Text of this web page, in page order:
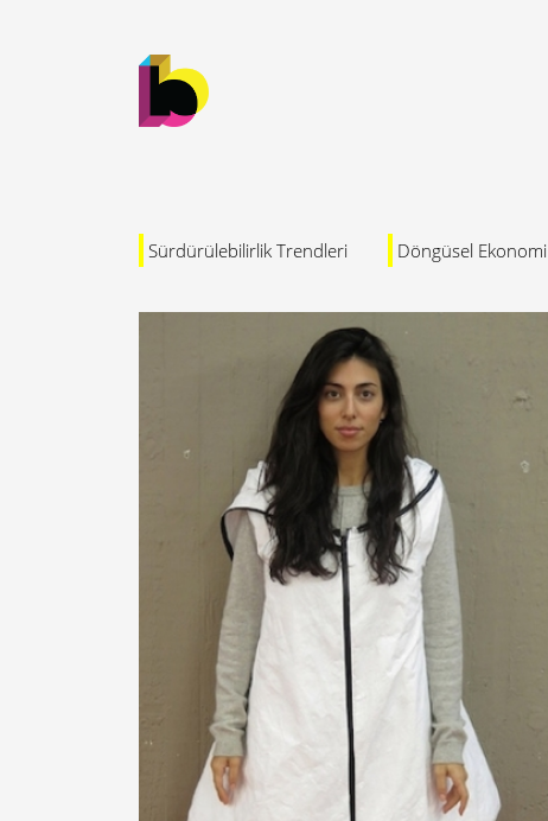
Sürdürülebilirlik Trendleri Döngüsel Ekonomi